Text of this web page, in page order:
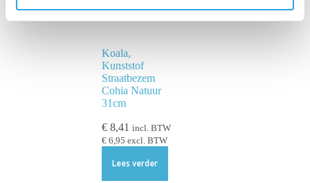
t
Koala,
Kunststof
Straatbezem
Cohia Natuur
31cm
€8,41 incl. BTW
€6,95 excl. BTW
Lees verder